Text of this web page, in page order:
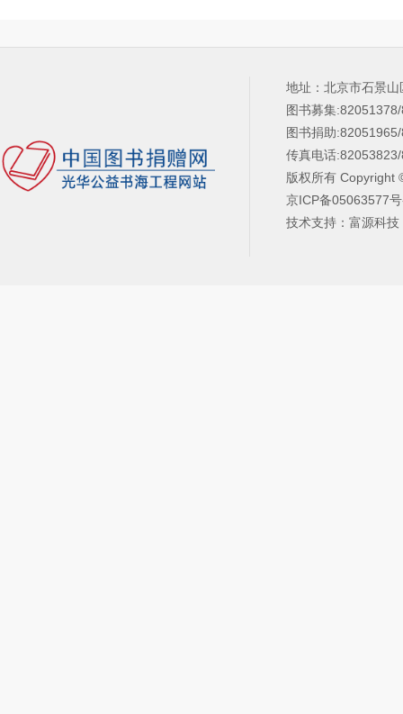
地址：北京市石景
图书募集
图书捐助
传真电话
版权所有 Copyright
京ICP备05063577
技术支持：富源科技